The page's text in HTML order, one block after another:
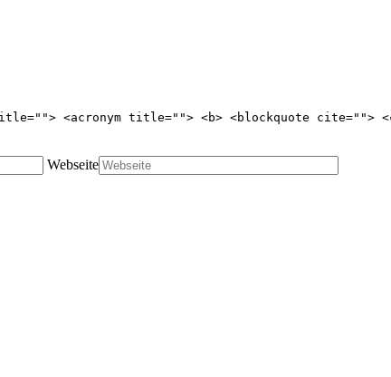
<acronym title=""> <b> <blockquote cite="">
Webseite